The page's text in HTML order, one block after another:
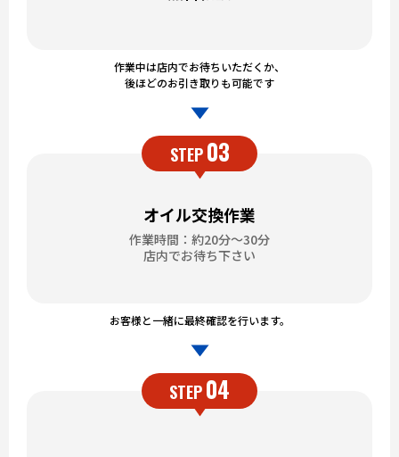
作業中は店内でお待ちいただくか、
後ほどのお引き取りも可能です
STEP 03
オイル交換作業
作業時間：約20分～30分
店内でお待ち下さい
お客様と一緒に最終確認を行います。
STEP04